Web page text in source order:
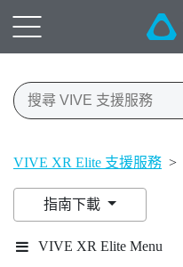
VIVE XR Elite 支援服務 >
指南下載
VIVE XR Elite Menu